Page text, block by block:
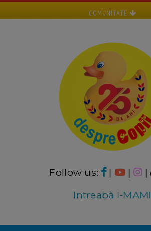
COMUNITATE
Follow us: | | |
Intreabă I-MAMI